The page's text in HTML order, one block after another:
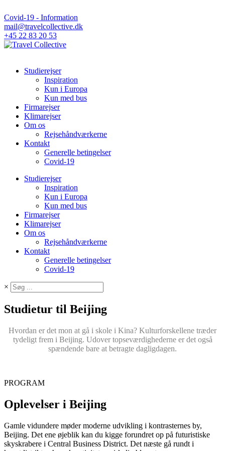
Covid-19 - Information
mail@travelcollective.dk
+45 22 83 20 53
Studierejser
Inspiration
Kun i Europa
Kun med bus
Firmarejser
Klimarejser
Om os
Rejsehåndværkerne
Kontakt
Generelle betingelser
Covid-19
Studierejser
Inspiration
Kun i Europa
Kun med bus
Firmarejser
Klimarejser
Om os
Rejsehåndværkerne
Kontakt
Generelle betingelser
Covid-19
×
Studietur til Beijing
Hvordan er det mon at gå i skole i Kina? Kulturforskellene træder
tydeligt frem i Beijing. Udover topseværdighederne er det også
spændende bare at betragte dagligdagen.
PROGRAM
Oplevelser i Beijing
Gamle vidundere møder moderne udvikling i kontrasternes by,
Beijing. Det ene øjeblik kan du kigge forundret op på futuristiske
skyskrabere i Central Business District. Det næste gå rundt i